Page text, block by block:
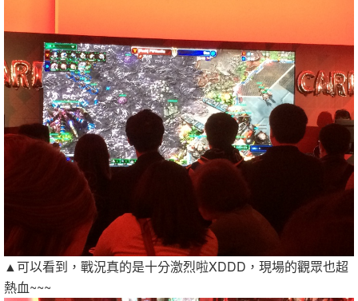
▲可以看到，戰況真的是十分激烈啦XDDD，現場的觀眾也超
熱血~~~